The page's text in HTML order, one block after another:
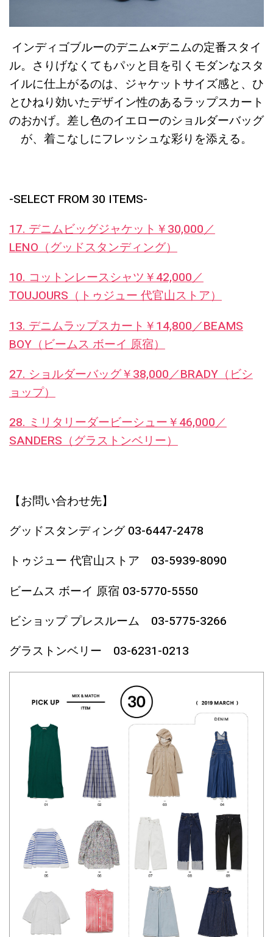
インディゴブルーのデニム×デニムの定番スタイ
ル。さりげなくてもパッと目を引くモダンなスタ
イルに仕上がるのは、ジャケットサイズ感と、ひ
とひねり効いたデザイン性のあるラップスカート
のおかげ。差し色のイエローのショルダーバッグ
が、着こなしにフレッシュな彩りを添える。
-SELECT FROM 30 ITEMS-
17. デニムビッグジャケット￥30,000／
LENO（グッドスタンディング）
10. コットンレースシャツ￥42,000／
TOUJOURS（トゥジュー 代官山ストア）
13. デニムラップスカート￥14,800／BEAMS
BOY（ビームス ボーイ 原宿）
27. ショルダーバッグ￥38,000／BRADY（ビシ
ョップ）
28. ミリタリーダービーシュー￥46,000／
SANDERS（グラストンベリー）
【お問い合わせ先】
グッドスタンディング 03-6447-2478
トゥジュー 代官山ストア 03-5939-8090
ビームス ボーイ 原宿 03-5770-5550
ビショップ プレスルーム 03-5775-3266
グラストンベリー 03-6231-0213